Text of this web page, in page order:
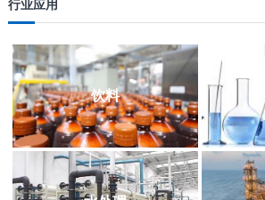
行业应用
饮料